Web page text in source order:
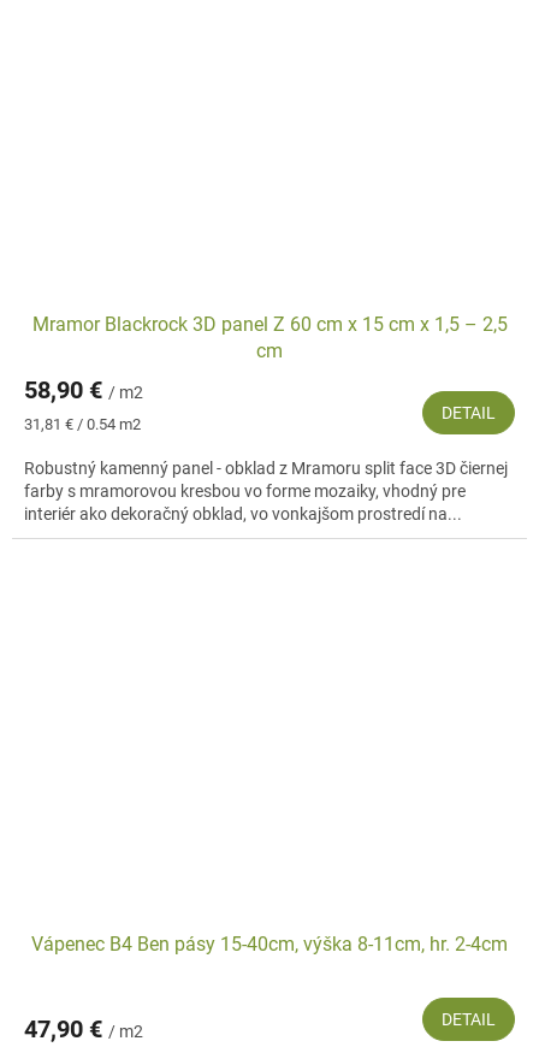
Mramor Blackrock 3D panel Z 60 cm x 15 cm x 1,5 – 2,5
cm
58,90 € / m2
Jednotková
31,81 € / 0.54 m2
DETAIL
Robustný kamenný panel - obklad z Mramoru split face 3D čiernej
farby s mramorovou kresbou vo forme mozaiky, vhodný pre
interiér ako dekoračný obklad, vo vonkajšom prostredí na...
Vápenec B4 Ben pásy 15-40cm, výška 8-11cm, hr. 2-4cm
47,90 € / m2
DETAIL